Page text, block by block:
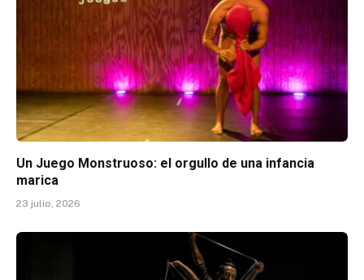
Un Juego Monstruoso: el orgullo de una infancia
marica
23 julio, 2026